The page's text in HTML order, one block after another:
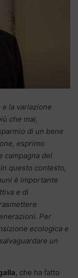
la variazione
che mai,
di un bene
esprimo
campagna del
questo contesto,
è importante
e di
Per
ecologica e
un
, che ha fatto